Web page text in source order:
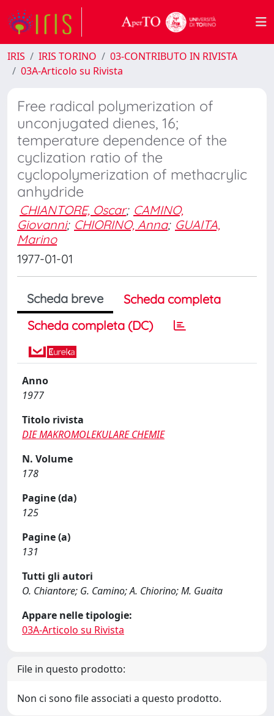
IRIS IRIS TORINO
03-CONTRIBUTO IN RIVISTA
03A-Articolo su Rivista
Free radical polymerization of
unconjugated dienes, 16;
temperature dependence of the
cyclization ratio of the
cyclopolymerization of methacrylic
anhydride
CHIANTORE, Oscar; CAMINO,
Giovanni; CHIORINO, Anna; GUAITA,
Marino
1977-01-01
Scheda breve
Scheda completa
Scheda completa (DC)
Anno
1977
Titolo rivista
DIE MAKROMOLEKULARE CHEMIE
N. Volume
178
Pagine (da)
125
Pagine (a)
131
Tutti gli autori
O. Chiantore; G. Camino; A. Chiorino; M. Guaita
Appare nelle tipologie:
03A-Articolo su Rivista
File in questo prodotto:
Non ci sono file associati a questo prodotto.